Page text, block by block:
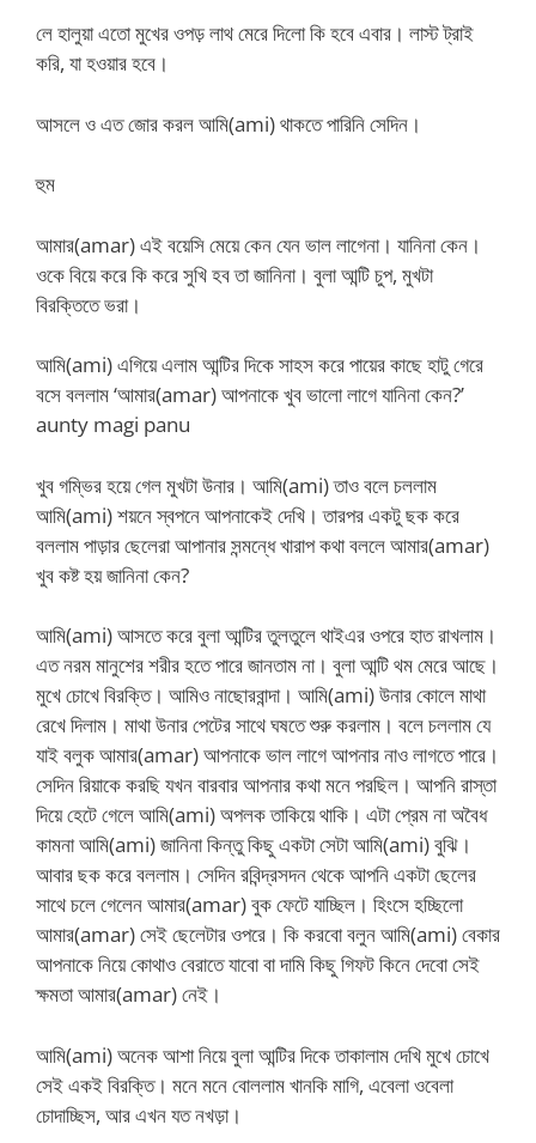
লে হালুয়া এতো মুখের ওপড় লাথ মেরে দিলো কি হবে এবার। লাস্ট ট্রাই
করি, যা হওয়ার হবে।
আসলে ও এত জোর করল আমি(ami) থাকতে পারিনি সেদিন।
হুম
আমার(amar) এই বয়েসি মেয়ে কেন যেন ভাল লাগেনা। যানিনা কেন।
ওকে বিয়ে করে কি করে সুখি হব তা জানিনা। বুলা আন্টি চুপ, মুখটা
বিরক্তিতে ভরা।
আমি(ami) এগিয়ে এলাম আন্টির দিকে সাহস করে পায়ের কাছে হাটু গেরে
বসে বললাম ‘আমার(amar) আপনাকে খুব ভালো লাগে যানিনা কেন?’
aunty magi panu
খুব গম্ভির হয়ে গেল মুখটা উনার। আমি(ami) তাও বলে চললাম
আমি(ami) শয়নে স্বপনে আপনাকেই দেখি। তারপর একটু ছক করে
বললাম পাড়ার ছেলেরা আপানার সন্মন্ধে খারাপ কথা বললে আমার(amar)
খুব কষ্ট হয় জানিনা কেন?
আমি(ami) আসতে করে বুলা আন্টির তুলতুলে থাইএর ওপরে হাত রাখলাম।
এত নরম মানুশের শরীর হতে পারে জানতাম না। বুলা আন্টি থম মেরে আছে।
মুখে চোখে বিরক্তি। আমিও নাছোরবান্দা। আমি(ami) উনার কোলে মাথা
রেখে দিলাম। মাথা উনার পেটের সাথে ঘষতে শুরু করলাম। বলে চললাম যে
যাই বলুক আমার(amar) আপনাকে ভাল লাগে আপনার নাও লাগতে পারে।
সেদিন রিয়াকে করছি যখন বারবার আপনার কথা মনে পরছিল। আপনি রাস্তা
দিয়ে হেটে গেলে আমি(ami) অপলক তাকিয়ে থাকি। এটা প্রেম না অবৈধ
কামনা আমি(ami) জানিনা কিন্তু কিছু একটা সেটা আমি(ami) বুঝি।
আবার ছক করে বললাম। সেদিন রবিন্দ্রসদন থেকে আপনি একটা ছেলের
সাথে চলে গেলেন আমার(amar) বুক ফেটে যাচ্ছিল। হিংসে হচ্ছিলো
আমার(amar) সেই ছেলেটার ওপরে। কি করবো বলুন আমি(ami) বেকার
আপনাকে নিয়ে কোথাও বেরাতে যাবো বা দামি কিছু গিফট কিনে দেবো সেই
ক্ষমতা আমার(amar) নেই।
আমি(ami) অনেক আশা নিয়ে বুলা আন্টির দিকে তাকালাম দেখি মুখে চোখে
সেই একই বিরক্তি। মনে মনে বোললাম খানকি মাগি, এবেলা ওবেলা
চোদাচ্ছিস, আর এখন যত নখড়া।